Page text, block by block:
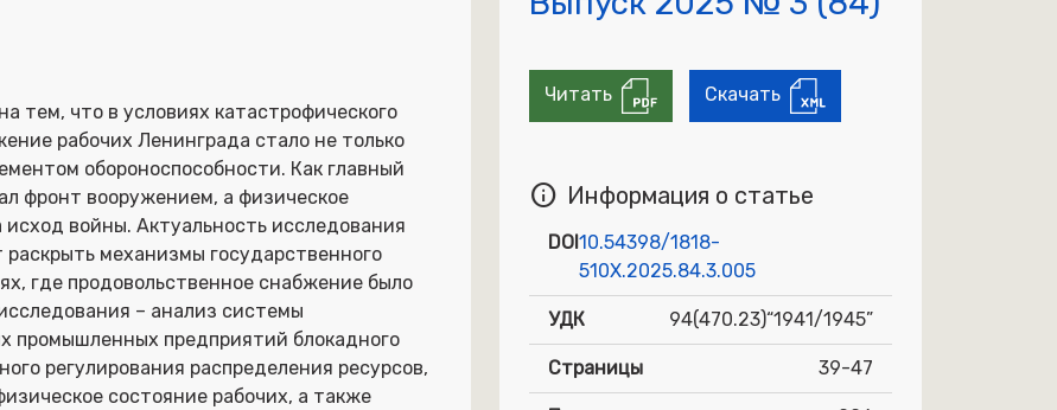
тем, что в условиях катастрофического
рабочих Ленинграда стало не только
обороноспособности. Как главный
фронт вооружением, а физическое
войны. Актуальность исследования
механизмы государственного
где продовольственное снабжение было
– анализ системы
промышленных предприятий блокадного
регулирования распределения ресурсов,
состояние рабочих, а также
Читать Скачать
info Информация о статье
DOI10.54398/1818-
510X.2025.84.3.005
УДК 94(470.23)“1941/1945”
Страницы 39-47